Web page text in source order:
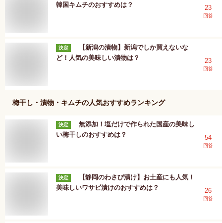
韓国キムチのおすすめは？
23
回答
決定
【新潟の漬物】新潟でしか買えないな
ど！人気の美味しい漬物は？
23
回答
梅干し・漬物・キムチの人気おすすめランキング
決定
無添加！塩だけで作られた国産の美味し
い梅干しのおすすめは？
54
回答
決定
【静岡のわさび漬け】お土産にも人気！
美味しいワサビ漬けのおすすめは？
26
回答